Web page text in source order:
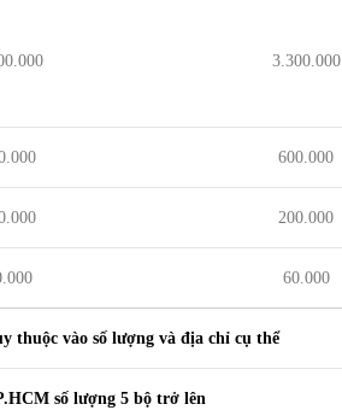
3.300.000
600.000
200.000
60.000
thuộc vào số lượng và địa chỉ cụ thể
số lượng 5 bộ trở lên